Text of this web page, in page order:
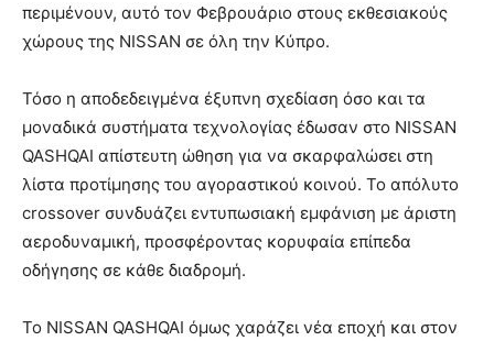
περιμένουν, αυτό τον Φεβρουάριο στους εκθεσιακούς
χώρους της NISSAN σε όλη την Κύπρο.
Τόσο η αποδεδειγμένα έξυπνη σχεδίαση όσο και τα
μοναδικά συστήματα τεχνολογίας έδωσαν στο NISSAN
QASHQAI απίστευτη ώθηση για να σκαρφαλώσει στη
λίστα προτίμησης του αγοραστικού κοινού. Το απόλυτο
crossover συνδυάζει εντυπωσιακή εμφάνιση με άριστη
αεροδυναμική, προσφέροντας κορυφαία επίπεδα
οδήγησης σε κάθε διαδρομή.
Το NISSAN QASHQAI όμως χαράζει νέα εποχή και στον